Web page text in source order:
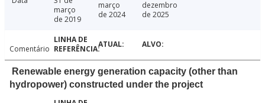
março
de 2019
março
de 2024
dezembro
de 2025
Comentário
Renewable energy generation capacity (other than
hydropower) constructed under the project